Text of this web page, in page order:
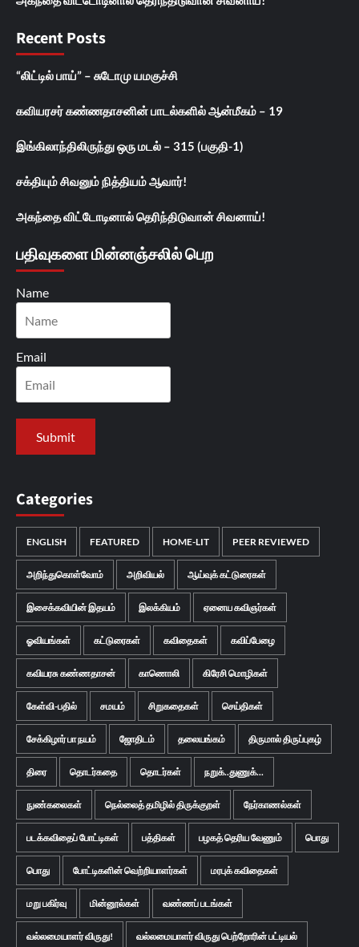
Recent Posts
“லிட்டில் பாய்” – சுடோமு யமகுச்சி
கவியரசர் கண்ணதாசனின் பாடல்களில் ஆன்மீகம் – 19
இங்கிலாந்திலிருந்து ஒரு மடல் – 315 (பகுதி-1)
சக்தியும் சிவனும் நித்தியம் ஆவார்!
அகந்தை விட்டோடினால் தெரிந்திடுவான் சிவனாய்!
பதிவுகளை மின்னஞ்சலில் பெற
Name
Email
Categories
ENGLISH FEATURED HOME-LIT PEER REVIEWED
அறிந்துகொள்வோம் அறிவியல் ஆய்வுக் கட்டுரைகள்
இசைக்கவியின் இதயம் இலக்கியம் ஏனைய கவிஞர்கள்
ஓவியங்கள் கட்டுரைகள் கவிதைகள் கவிப்பேழை
கவியரசு கண்ணதாசன் காணொலி கிரேசி மொழிகள்
கேள்வி-பதில் சமயம் சிறுகதைகள் செய்திகள்
சேக்கிழார் பா நயம் ஜோதிடம் தலையங்கம் திருமால் திருப்புகழ்
திரை தொடர்கதை தொடர்கள் நறுக்..துணுக்...
நுண்கலைகள் நெல்லைத் தமிழில் திருக்குறள் நேர்காணல்கள்
படக்கவிதைப் போட்டிகள் பத்திகள் பழகத் தெரிய வேணும் பொது
பொது போட்டிகளின் வெற்றியாளர்கள் மரபுக் கவிதைகள்
மறு பகிர்வு மின்னூல்கள் வண்ணப் படங்கள்
வல்லமையாளர் விருது! வல்லமையாளர் விருது பெற்றோரின் பட்டியல்